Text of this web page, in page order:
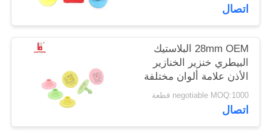
اتصال
28mm OEM البلاستيك
البيطري خنزير الخنازير
الأذن علامة ألوان مختلفة
للمزرعة
negotiable MOQ:1000 قطعة
اتصال